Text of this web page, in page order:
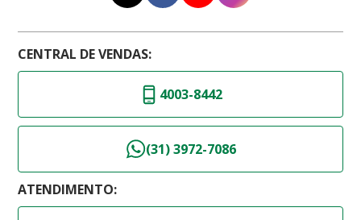
CENTRAL DE VENDAS:
4003-8442
(31) 3972-7086
ATENDIMENTO: